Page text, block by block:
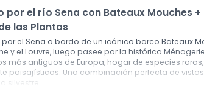
por el río Sena con Bateaux Mouches
las Plantas
por el Sena a bordo de un icónico barco Bateaux
y el Louvre, luego pasee por la histórica
más antiguos de Europa, hogar de especies
paisajísticos. Una combinación perfecta de
silvestre.